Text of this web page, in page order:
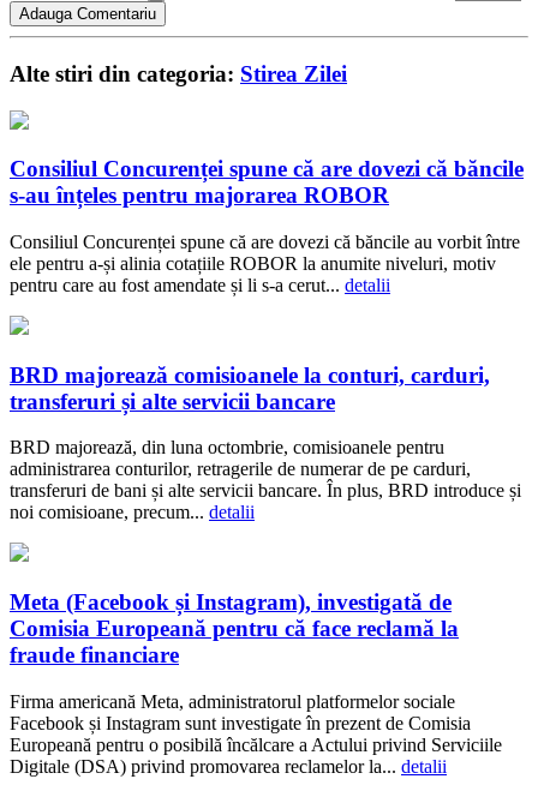
Alte stiri din categoria: Stirea Zilei
Consiliul Concurenței spune că are dovezi că băncile
s-au înțeles pentru majorarea ROBOR
Consiliul Concurenței spune că are dovezi că băncile au vorbit între
ele pentru a-și alinia cotațiile ROBOR la anumite niveluri, motiv
pentru care au fost amendate și li s-a cerut... detalii
BRD majorează comisioanele la conturi, carduri,
transferuri și alte servicii bancare
BRD majorează, din luna octombrie, comisioanele pentru
administrarea conturilor, retragerile de numerar de pe carduri,
transferuri de bani și alte servicii bancare. În plus, BRD introduce și
noi comisioane, precum... detalii
Meta (Facebook și Instagram), investigată de
Comisia Europeană pentru că face reclamă la
fraude financiare
Firma americană Meta, administratorul platformelor sociale
Facebook și Instagram sunt investigate în prezent de Comisia
Europeană pentru o posibilă încălcare a Actului privind Serviciile
Digitale (DSA) privind promovarea reclamelor la... detalii